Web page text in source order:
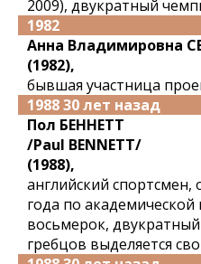
2009), двукратный
1982
Анна Владимировна
(1982),
бывшая участница
1988 30 лет назад
Пол БЕННЕТТ
/Paul BENNETT/
(1988),
английский
года по академической
восьмерок,
гребцов выделяется